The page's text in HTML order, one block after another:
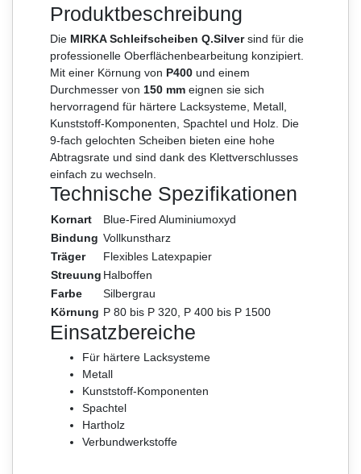
Produktbeschreibung
Die MIRKA Schleifscheiben Q.Silversind für die
professionelle Oberflächenbearbeitung konzipiert.
Mit einer Körnung von P400 und einem
Durchmesser von 150 mm eignen sie sich
hervorragend für härtere Lacksysteme, Metall,
Kunststoff-Komponenten, Spachtel und Holz. Die
9-fach gelochten Scheiben bieten eine hohe
Abtragsrate und sind dank des Klettverschlusses
einfach zu wechseln.
Technische Spezifikationen
Kornart
Blue-Fired Aluminiumoxyd
Bindung Vollkunstharz
Träger
Flexibles Latexpapier
Streuung Halboffen
Farbe
Silbergrau
Körnung P 80 bis P 320, P 400 bis P 1500
Einsatzbereiche
Für härtere Lacksysteme
Metall
Kunststoff-Komponenten
Spachtel
Hartholz
Verbundwerkstoffe